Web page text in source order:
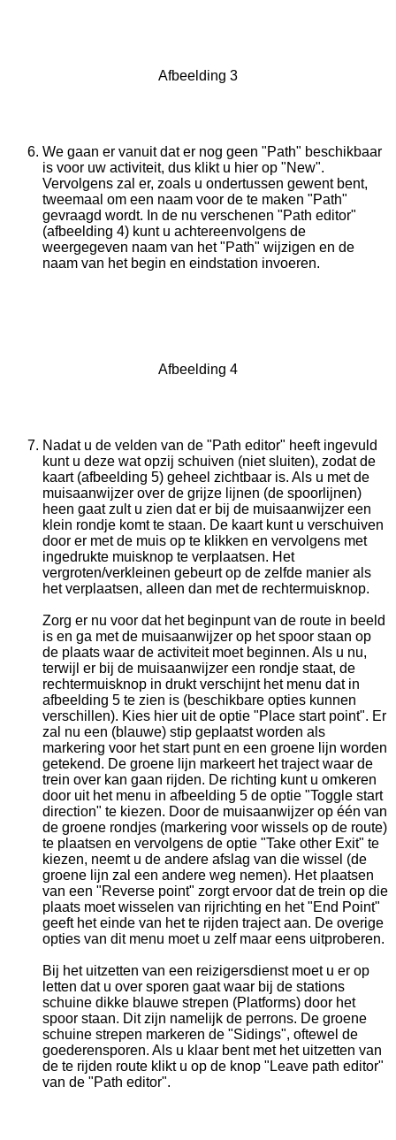
Afbeelding 3
We gaan er vanuit dat er nog geen "Path" beschikbaar
is voor uw activiteit, dus klikt u hier op "New".
Vervolgens zal er, zoals u ondertussen gewent bent,
tweemaal om een naam voor de te maken "Path"
gevraagd wordt. In de nu verschenen "Path editor"
(afbeelding 4) kunt u achtereenvolgens de
weergegeven naam van het "Path" wijzigen en de
naam van het begin en eindstation invoeren.
Afbeelding 4
Nadat u de velden van de "Path editor" heeft ingevuld
kunt u deze wat opzij schuiven (niet sluiten), zodat de
kaart (afbeelding 5) geheel zichtbaar is. Als u met de
muisaanwijzer over de grijze lijnen (de spoorlijnen)
heen gaat zult u zien dat er bij de muisaanwijzer een
klein rondje komt te staan. De kaart kunt u verschuiven
door er met de muis op te klikken en vervolgens met
ingedrukte muisknop te verplaatsen. Het
vergroten/verkleinen gebeurt op de zelfde manier als
het verplaatsen, alleen dan met de rechtermuisknop.
Zorg er nu voor dat het beginpunt van de route in beeld
is en ga met de muisaanwijzer op het spoor staan op
de plaats waar de activiteit moet beginnen. Als u nu,
terwijl er bij de muisaanwijzer een rondje staat, de
rechtermuisknop in drukt verschijnt het menu dat in
afbeelding 5 te zien is (beschikbare opties kunnen
verschillen). Kies hier uit de optie "Place start point". Er
zal nu een (blauwe) stip geplaatst worden als
markering voor het start punt en een groene lijn worden
getekend. De groene lijn markeert het traject waar de
trein over kan gaan rijden. De richting kunt u omkeren
door uit het menu in afbeelding 5 de optie "Toggle start
direction" te kiezen. Door de muisaanwijzer op één van
de groene rondjes (markering voor wissels op de route)
te plaatsen en vervolgens de optie "Take other Exit" te
kiezen, neemt u de andere afslag van die wissel (de
groene lijn zal een andere weg nemen). Het plaatsen
van een "Reverse point" zorgt ervoor dat de trein op die
plaats moet wisselen van rijrichting en het "End Point"
geeft het einde van het te rijden traject aan. De overige
opties van dit menu moet u zelf maar eens uitproberen.
Bij het uitzetten van een reizigersdienst moet u er op
letten dat u over sporen gaat waar bij de stations
schuine dikke blauwe strepen (Platforms) door het
spoor staan. Dit zijn namelijk de perrons. De groene
schuine strepen markeren de "Sidings", oftewel de
goederensporen. Als u klaar bent met het uitzetten van
de te rijden route klikt u op de knop "Leave path editor"
van de "Path editor".